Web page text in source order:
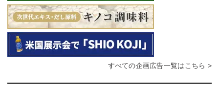
すべての企画広告一覧はこちら >